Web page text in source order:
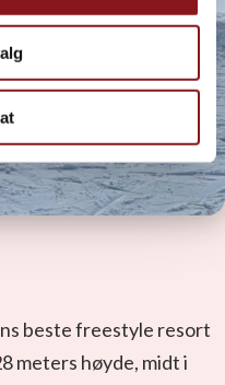
beste freestyle resort
meters høyde, midt i